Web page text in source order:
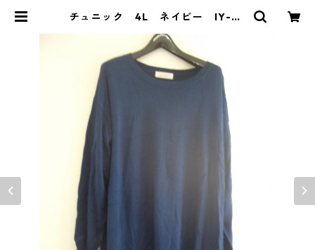
チュニック 4L ネイビー IY-43